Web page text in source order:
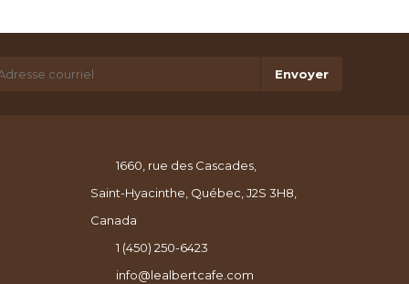
Envoyer
1660, rue des Cascades,
Saint-Hyacinthe, Québec, J2S 3H8,
Canada
1 (450) 250-6423
info@lealbertcafe.com